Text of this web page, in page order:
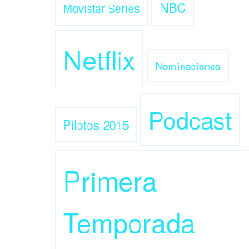
Movistar Series NBC
Netflix Nominaciones
Pilotos 2015 Podcast
Primera
Temporada